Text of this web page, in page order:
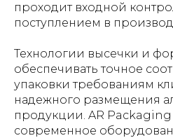
проходит входной
поступлением в
Технологии высечки и
обеспечивать точное
упаковки требованиям
надежного размещения
продукции. AR Packaging
современное